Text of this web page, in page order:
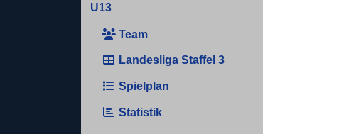
U13
Team
Landesliga Staffel 3
Spielplan
Statistik